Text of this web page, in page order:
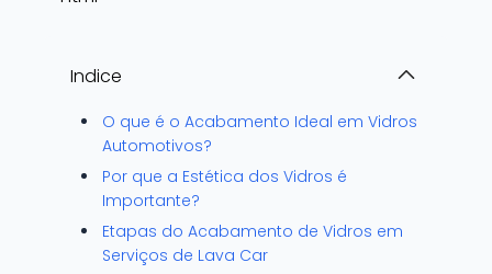
Indice
O que é o Acabamento Ideal em Vidros
Automotivos?
Por que a Estética dos Vidros é
Importante?
Etapas do Acabamento de Vidros em
Serviços de Lava Car